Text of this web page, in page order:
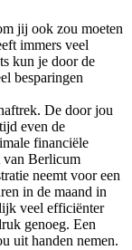
jij ook zou moeten
immers veel
kun je door de
besparingen
De door jou
even de
financiële
van Berlicum
neemt voor een
in de maand in
veel efficiënter
genoeg. Een
uit handen nemen.